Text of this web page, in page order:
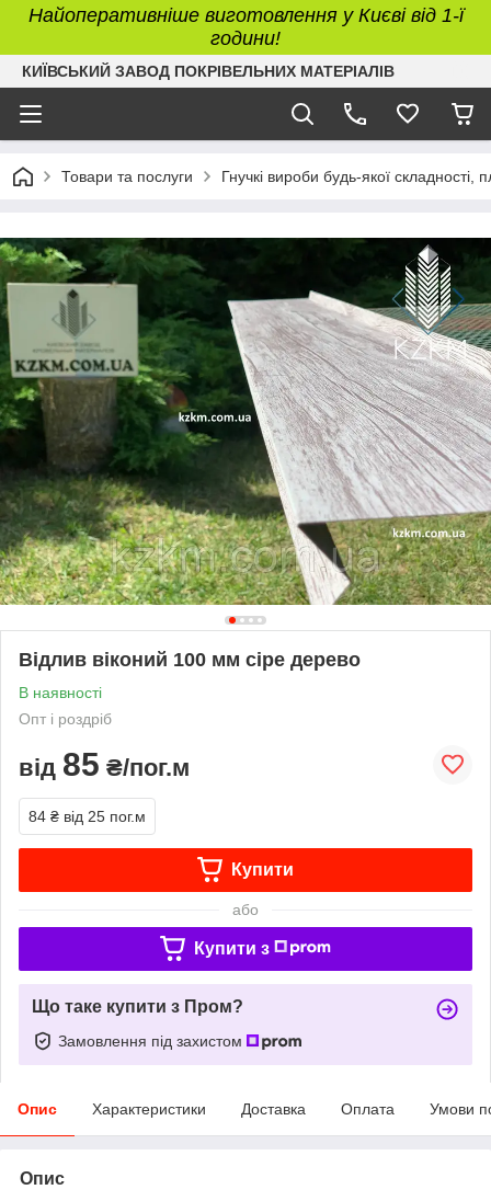
Найоперативніше виготовлення у Києві від 1-ї
години!
КИЇВСЬКИЙ ЗАВОД ПОКРІВЕЛЬНИХ МАТЕРІАЛІВ
Товари та послуги Гнучкі вироби будь-якої
Відлив віконий 100 мм сіре дерево
В наявності
Опт і роздріб
від 85 ₴/пог.м
84 ₴ від 25 пог.м
Купити
або
Купити з
Що таке купити з Пром?
Замовлення під захистом
Опис Характеристики Доставка Оплата Умови
Опис